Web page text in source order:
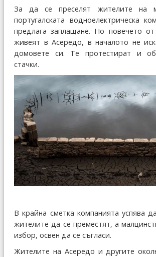
За да се преселят жителите на
португалската водноелектрическа
предлага заплащане. Но повечето
живеят в Асередо, в началото не
домовете си. Те протестират и
стачки.
В крайна сметка компанията успява
жителите да се преместят, а
избор, освен да се съгласи.
Жителите на Асередо и другите